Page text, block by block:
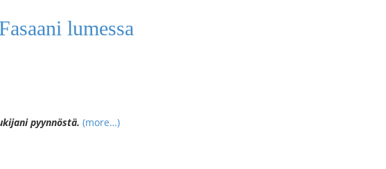
lumessa
pyynnöstä. (more…)